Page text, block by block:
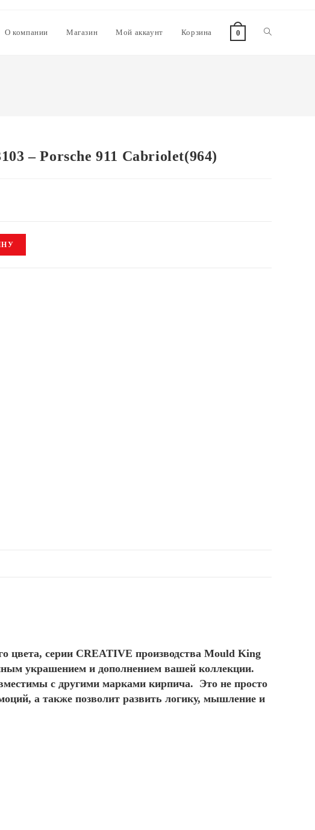
О компании Магазин Мой аккаунт Корзина 0
– Porsche 911 Cabriolet(964)
цвета, серии CREATIVE производства Mould King
украшением и дополнением вашей коллекции.
с другими марками кирпича. Это не просто
а также позволит развить логику, мышление и